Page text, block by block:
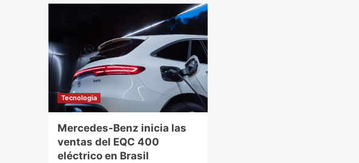
Tecnologia
Mercedes-Benz inicia las
ventas del EQC 400
eléctrico en Brasil